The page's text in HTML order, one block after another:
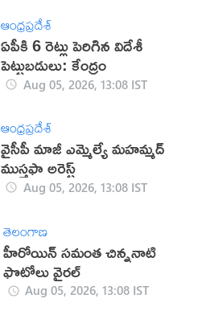
ఆంధ్రప్రదేశ్
ఏపీకి 6 రెట్లు పెరిగిన విదేశీ
పెట్టుబడులు: కేంద్రం
Aug 05, 2026, 13:08 IST
ఆంధ్రప్రదేశ్
వైసీపీ మాజీ ఎమ్మెల్యే మ‌హమ్మ‌ద్
ముస్త‌ఫా అరెస్ట్
Aug 05, 2026, 13:08 IST
తెలంగాణ
హీరోయిన్ సమంత చిన్ననాటి
ఫొటోలు వైరల్
Aug 05, 2026, 13:08 IST